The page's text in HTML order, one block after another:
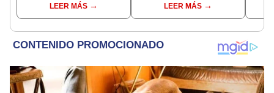
Serenazgo recuperó el
dinero
LEER MÁS
Indecopi multó a la
empresa con más de S/
LEER MÁS